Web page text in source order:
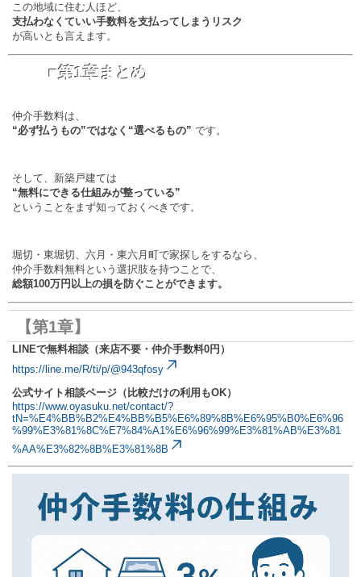
この地域に住む人ほど、
支払わなくていい手数料を支払ってしまうリスク
が高いとも言えます。
■第1章まとめ
仲介手数料は、
“必ず払うもの”ではなく“選べるもの” です。
そして、新築戸建ては
“無料にできる仕組みが整っている”
ということをまず知っておくべきです。
堀切・東堀切、六月・東六月町で家探しをするなら、
仲介手数料無料という選択肢を持つことで、
総額100万円以上の損を防ぐことができます。
【第1章】
LINEで無料相談（来店不要・仲介手数料0円）
https://line.me/R/ti/p/@943qfosy
公式サイト相談ページ（比較だけの利用もOK）
https://www.oyasuku.net/contact/?
tN=%E4%BB%B2%E4%BB%B5%E6%89%8B%E6%95%B0%E6%96
%99%E3%81%8C%E7%84%A1%E6%96%99%E3%81%AB%E3%81
%AA%E3%82%8B%E3%81%8B